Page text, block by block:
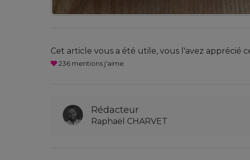
Cet article vous a été utile, vous l'avez apprécié
236mentions j'aime
Rédacteur
Raphaël CHARVET